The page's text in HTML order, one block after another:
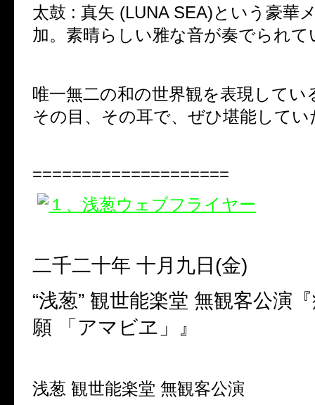
太鼓 : 真矢 (LUNA SEA)という豪華
加。素晴らしい雅な音が奏でられて
唯一無二の和の世界観を表現してい
その目、その耳で、ぜひ堪能して
====================
二千二十年 十月九日(金)
“浅葱” 観世能楽堂 無観客公演
願 「アマビヱ」』
浅葱 観世能楽堂 無観客公演